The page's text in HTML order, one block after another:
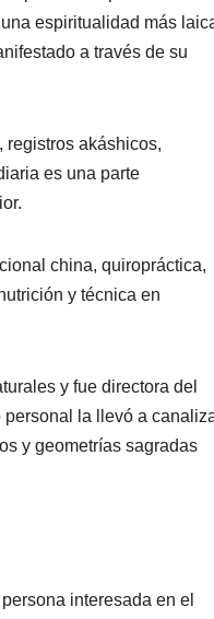
espiritualidad más
a través de su
registros akáshicos,
es una parte
china, quiropráctica,
y técnica en
y fue directora del
personal la llevó a
y geometrías sagradas
interesada en el